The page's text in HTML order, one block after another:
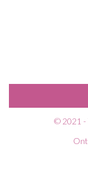
© 2021 -